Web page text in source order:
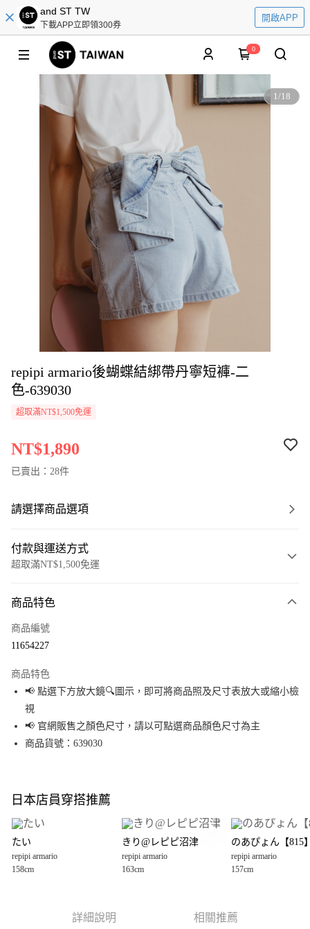
and ST TW
下載APP立即領300券
開啟APP
0
1/18
repipi armario後蝴蝶結綁帶丹寧短褲-二
色-639030
超取滿NT$1,500免運
NT$1,890
已賣出：28件
請選擇商品選項
付款與運送方式
超取滿NT$1,500免運
信用卡一次付款
Apple Pay
街口支付
悠遊付
全盈+PAY
大哥付你分期
【大哥付你分期使用說明】
1.本服務由台灣大哥大提供，台灣大哥大用戶可立即使用無須另外申請。
2.付款方式選擇「大哥付你分期」，訂單成立後會自動跳轉到大哥付的交易
3.實際核准額度、可分期數及費用金額請依後續交易確認頁面所載為準。
4.訂單成立30分鐘內，如未前往確認交易或遇審核未通過，訂單將自動取
AFTEE先享後付
商品特色
商品編號
11654227
商品特色
📢 點選下方放大鏡🔍圖示，即可將商品照及尺寸表放大或縮小檢
視
📢 官網販售之顏色尺寸，請以可點選商品顏色尺寸為主
商品貨號：639030
日本店員穿搭推薦
たい
repipi armario
158cm
きり@レピピ沼津
repipi armario
163cm
のあぴょん【815
repipi armario
157cm
詳細說明 相關推薦